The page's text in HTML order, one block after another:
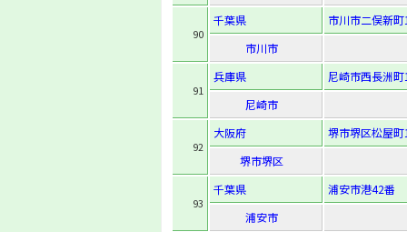
90
千葉県
市川市二俣新
市川市
91
兵庫県
尼崎市西長洲
尼崎市
92
大阪府
堺市堺区松屋
堺市堺区
93
千葉県
浦安市港42番
浦安市